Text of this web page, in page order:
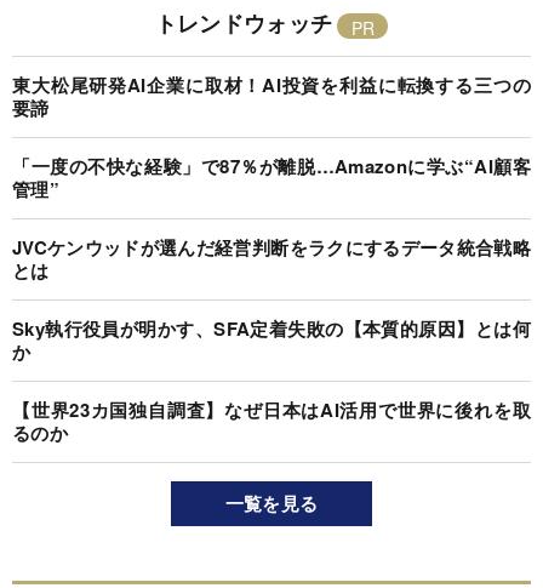
トレンドウォッチ
東大松尾研発AI企業に取材！AI投資を利益に転換する三つの
要諦
「一度の不快な経験」で87％が離脱…Amazonに学ぶ“AI顧客
管理”
JVCケンウッドが選んだ経営判断をラクにするデータ統合戦略
とは
Sky執行役員が明かす、SFA定着失敗の【本質的原因】とは何
か
【世界23カ国独自調査】なぜ日本はAI活用で世界に後れを取
るのか
一覧を見る